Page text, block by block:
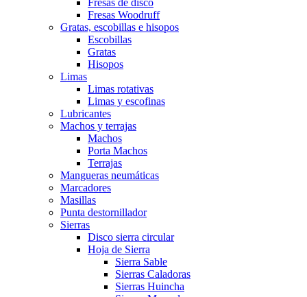
Fresas de disco
Fresas Woodruff
Gratas, escobillas e hisopos
Escobillas
Gratas
Hisopos
Limas
Limas rotativas
Limas y escofinas
Lubricantes
Machos y terrajas
Machos
Porta Machos
Terrajas
Mangueras neumáticas
Marcadores
Masillas
Punta destornillador
Sierras
Disco sierra circular
Hoja de Sierra
Sierra Sable
Sierras Caladoras
Sierras Huincha